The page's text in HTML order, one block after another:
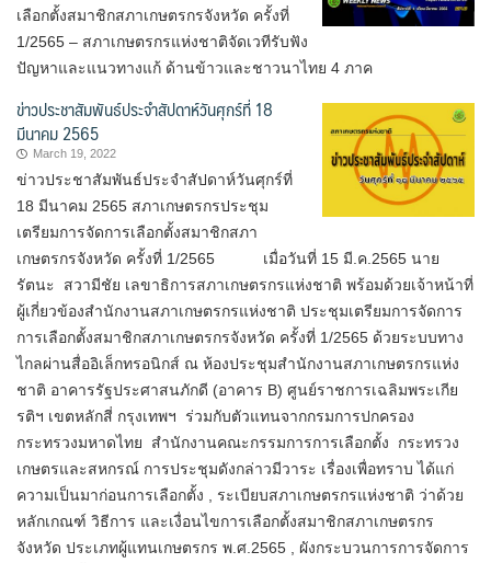
เลือกตั้งสมาชิกสภาเกษตรกรจังหวัด ครั้งที่
1/2565 – สภาเกษตรกรแห่งชาติจัดเวทีรับฟัง
ปัญหาและแนวทางแก้ ด้านข้าวและชาวนาไทย 4 ภาค
ข่าวประชาสัมพันธ์ประจำสัปดาห์วันศุกร์ที่ 18
มีนาคม 2565
March 19, 2022
ข่าวประชาสัมพันธ์ประจำสัปดาห์วันศุกร์ที่
18 มีนาคม 2565 สภาเกษตรกรประชุม
เตรียมการจัดการเลือกตั้งสมาชิกสภา
เกษตรกรจังหวัด ครั้งที่ 1/2565 เมื่อวันที่ 15 มี.ค.2565 นาย
รัตนะ สวามีชัย เลขาธิการสภาเกษตรกรแห่งชาติ พร้อมด้วยเจ้าหน้าที่
ผู้เกี่ยวข้องสำนักงานสภาเกษตรกรแห่งชาติ ประชุมเตรียมการจัดการ
การเลือกตั้งสมาชิกสภาเกษตรกรจังหวัด ครั้งที่ 1/2565 ด้วยระบบทาง
ไกลผ่านสื่ออิเล็กทรอนิกส์ ณ ห้องประชุมสำนักงานสภาเกษตรกรแห่ง
ชาติ อาคารรัฐประศาสนภักดี (อาคาร B) ศูนย์ราชการเฉลิมพระเกีย
รติฯ เขตหลักสี่ กรุงเทพฯ ร่วมกับตัวแทนจากกรมการปกครอง
กระทรวงมหาดไทย สำนักงานคณะกรรมการการเลือกตั้ง กระทรวง
เกษตรและสหกรณ์ การประชุมดังกล่าวมีวาระ เรื่องเพื่อทราบ ได้แก่
ความเป็นมาก่อนการเลือกตั้ง , ระเบียบสภาเกษตรกรแห่งชาติ ว่าด้วย
หลักเกณฑ์ วิธีการ และเงื่อนไขการเลือกตั้งสมาชิกสภาเกษตรกร
จังหวัด ประเภทผู้แทนเกษตรกร พ.ศ.2565 , ผังกระบวนการการจัดการ